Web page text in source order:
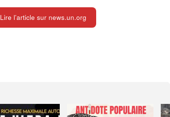
Lire l’article sur news.un.org